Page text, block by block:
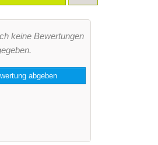
keine Bewertungen
abgeben